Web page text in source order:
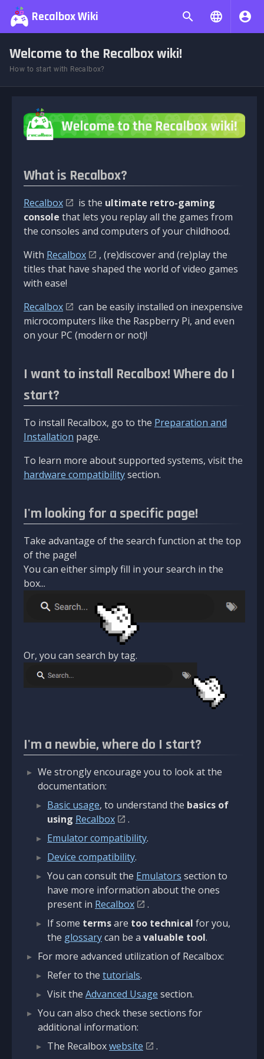
Recalbox Wiki
Welcome to the Recalbox wiki!
How to start with Recalbox?
What is Recalbox?
Recalbox is the ultimate retro-gaming
console that lets you replay all the games from
the consoles and computers of your childhood.
With Recalbox
, (re)discover and (re)play the
titles that have shaped the world of video games
with ease!
Recalbox
can be easily installed on inexpensive
microcomputers like the Raspberry Pi, and even
on your PC (modern or not)!
I want to install Recalbox! Where do I
start?
To install Recalbox, go to the Preparation and
Installation page.
To learn more about supported systems, visit the
hardware compatibilitysection.
I'm looking for a specific page!
Take advantage of the search function at the top
of the page!
You can either simply fill in your search in the
box...
Or, you can search by tag.
I'm a newbie, where do I start?
We strongly encourage you to look at the
documentation:
Basic usage, to understand the basics of
using Recalbox
.
Emulator compatibility.
Device compatibility.
You can consult the Emulators section to
have more information about the ones
present in Recalbox
.
If some termsare too technical for you,
the glossarycan be a valuable tool.
For more advanced utilization of Recalbox:
Refer to the tutorials.
Visit the Advanced Usage section.
You can also check these sections for
additional information:
The Recalboxwebsite
.